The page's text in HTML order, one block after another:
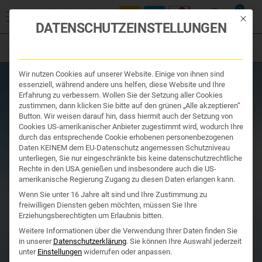
0
Organe & Organ Uhr
Traditionelle Medizin
Nahrungsergänzung
Kosmetik und Hygiene
Ihr Apotheker
Ihr Apotheker/ CURCUMIN-LOGES ARTHRO
PLUS UC-II ++ 120 STÜCK
Mit
DATENSCHUTZEINSTELLUNGEN
Wir nutzen Cookies auf unserer Website. Einige von ihnen sind
essenziell, während andere uns helfen, diese Website und Ihre
Erfahrung zu verbessern. Wollen Sie der Setzung aller Cookies
zustimmen, dann klicken Sie bitte auf den grünen „Alle akzeptieren“
Button. Wir weisen darauf hin, dass hiermit auch der Setzung von
Cookies US-amerikanischer Anbieter zugestimmt wird, wodurch Ihre
durch das entsprechende Cookie erhobenen personenbezogenen
Daten KEINEM dem EU-Datenschutz angemessen Schutzniveau
unterliegen, Sie nur eingeschränkte bis keine datenschutzrechtliche
Rechte in den USA genießen und insbesondere auch die US-
amerikanische Regierung Zugang zu diesen Daten erlangen kann.
Wenn Sie unter 16 Jahre alt sind und Ihre Zustimmung zu
freiwilligen Diensten geben möchten, müssen Sie Ihre
Erziehungsberechtigten um Erlaubnis bitten.
Weitere Informationen über die Verwendung Ihrer Daten finden Sie
in unserer Datenschutzerklärung. Sie können Ihre Auswahl jederzeit
unter Einstellungen widerrufen oder anpassen.